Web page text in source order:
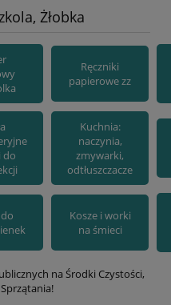
Żłobka
Ręczniki
papierowe zz
do
Kuchnia:
naczynia,
zmywarki,
odtłuszczacze
Kosze i worki
na śmieci
na Środki Czystości,